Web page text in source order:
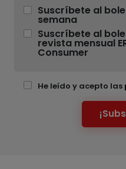
Suscríbete al
semana
Suscríbete al
revista mensual
Consumer
He leído y acepto las